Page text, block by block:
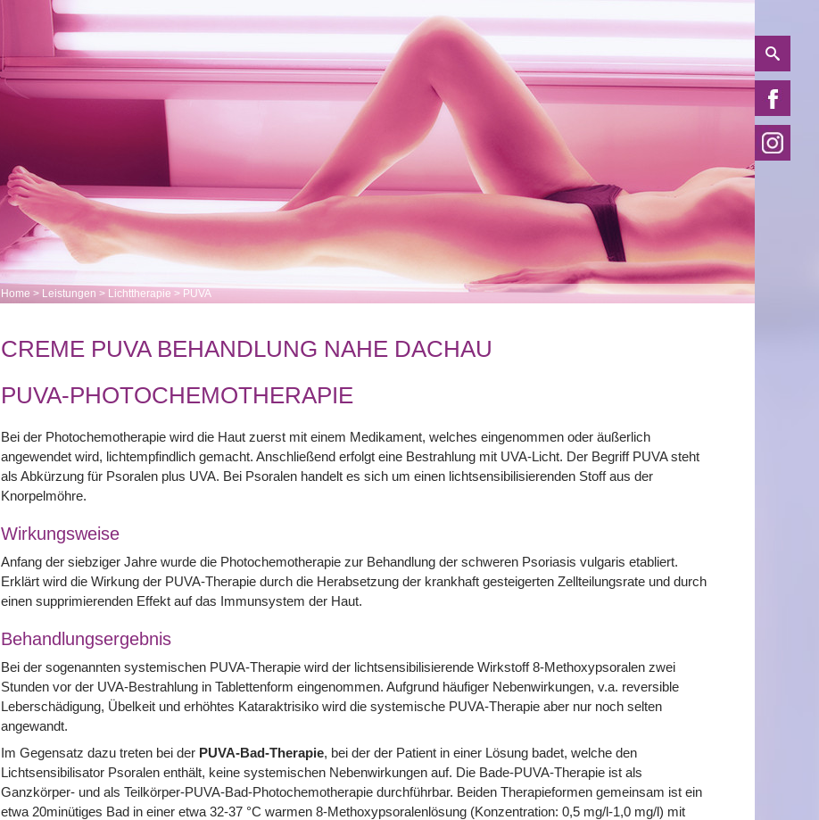
Home > Leistungen > Lichttherapie > PUVA
CREME PUVA BEHANDLUNG NAHE DACHAU
PUVA-PHOTOCHEMOTHERAPIE
Bei der Photochemotherapie wird die Haut zuerst mit einem Medikament, welches eingenommen oder äußerlich
angewendet wird, lichtempfindlich gemacht. Anschließend erfolgt eine Bestrahlung mit UVA-Licht. Der Begriff PUVA steht
als Abkürzung für Psoralen plus UVA. Bei Psoralen handelt es sich um einen lichtsensibilisierenden Stoff aus der
Knorpelmöhre.
Wirkungsweise
Anfang der siebziger Jahre wurde die Photochemotherapie zur Behandlung der schweren Psoriasis vulgaris etabliert.
Erklärt wird die Wirkung der PUVA-Therapie durch die Herabsetzung der krankhaft gesteigerten Zellteilungsrate und durch
einen supprimierenden Effekt auf das Immunsystem der Haut.
Behandlungsergebnis
Bei der sogenannten systemischen PUVA-Therapie wird der lichtsensibilisierende Wirkstoff 8-Methoxypsoralen zwei
Stunden vor der UVA-Bestrahlung in Tablettenform eingenommen. Aufgrund häufiger Nebenwirkungen, v.a. reversible
Leberschädigung, Übelkeit und erhöhtes Kataraktrisiko wird die systemische PUVA-Therapie aber nur noch selten
angewandt.
Im Gegensatz dazu treten bei der PUVA-Bad-Therapie, bei der der Patient in einer Lösung badet, welche den
Lichtsensibilisator Psoralen enthält, keine systemischen Nebenwirkungen auf. Die Bade-PUVA-Therapie ist als
Ganzkörper- und als Teilkörper-PUVA-Bad-Photochemotherapie durchführbar. Beiden Therapieformen gemeinsam ist ein
etwa 20minütiges Bad in einer etwa 32-37 °C warmen 8-Methoxypsoralenlösung (Konzentration: 0,5 mg/l-1,0 mg/l) mit